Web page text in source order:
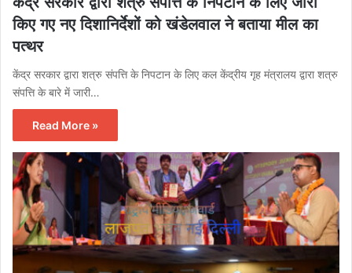
किए गए नए दिशानिर्देशों को खंडेलवाल ने बताया मील का
पत्थर
केंद्र सरकार द्वारा शत्रु संपत्ति के निपटान के लिए कल केंद्रीय गृह मंत्रालय द्वारा शत्रु
संपत्ति के बारे में जारी…
Read More »